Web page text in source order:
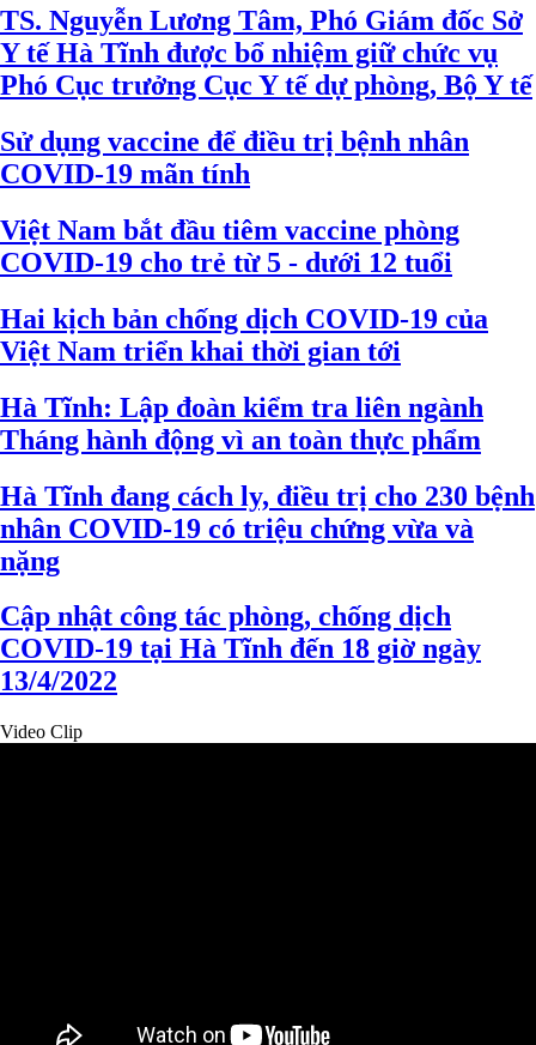
TS. Nguyễn Lương Tâm, Phó Giám đốc Sở
Y tế Hà Tĩnh được bổ nhiệm giữ chức vụ
Phó Cục trưởng Cục Y tế dự phòng, Bộ Y tế
Sử dụng vaccine để điều trị bệnh nhân
COVID-19 mãn tính
Việt Nam bắt đầu tiêm vaccine phòng
COVID-19 cho trẻ từ 5 - dưới 12 tuổi
Hai kịch bản chống dịch COVID-19 của
Việt Nam triển khai thời gian tới
Hà Tĩnh: Lập đoàn kiểm tra liên ngành
Tháng hành động vì an toàn thực phẩm
Hà Tĩnh đang cách ly, điều trị cho 230 bệnh
nhân COVID-19 có triệu chứng vừa và
nặng
Cập nhật công tác phòng, chống dịch
COVID-19 tại Hà Tĩnh đến 18 giờ ngày
13/4/2022
Video Clip